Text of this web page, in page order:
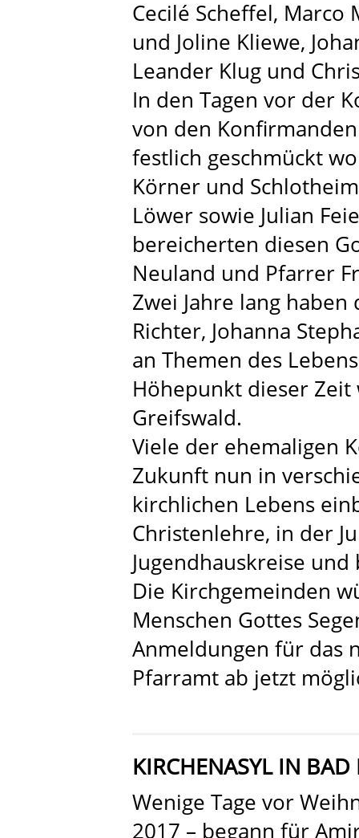
Cecilé Scheffel, Marco
und Joline Kliewe,
Leander Klug und
In den Tagen vor der
von den
festlich geschmückt
Körner und
Löwer sowie Julian
bereicherten diesen
Neuland und Pfarrer
Zwei Jahre lang
Richter, Johanna
an Themen des
Höhepunkt dieser
Greifswald.
Viele der ehemaligen
Zukunft nun in
kirchlichen Lebens
Christenlehre, in der
Jugendhauskreise
Die Kirchgemeinden
Menschen Gottes
Anmeldungen für das
Pfarramt ab jetzt
KIRCHENASYL IN
Wenige Tage vor
2017 – begann für